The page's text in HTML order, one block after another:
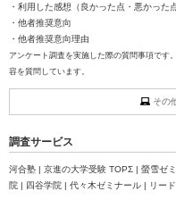
・利用した感想（良かった点・悪かった点
・他者推奨意向
・他者推奨意向理由
アンケート調査を実施した際の質問事項です
容を質問しています。
その
調査サービス
河合塾 | 京進の大学受験 TOPΣ | 螢雪ゼ
院 | 四谷学院 | 代々木ゼミナール | リー